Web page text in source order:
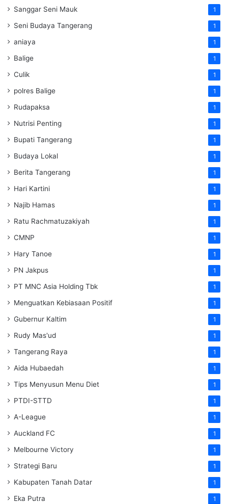
Sanggar Seni Mauk 1
Seni Budaya Tangerang 1
aniaya 1
Balige 1
Culik 1
polres Balige 1
Rudapaksa 1
Nutrisi Penting 1
Bupati Tangerang 1
Budaya Lokal 1
Berita Tangerang 1
Hari Kartini 1
Najib Hamas 1
Ratu Rachmatuzakiyah 1
CMNP 1
Hary Tanoe 1
PN Jakpus 1
PT MNC Asia Holding Tbk 1
Menguatkan Kebiasaan Positif 1
Gubernur Kaltim 1
Rudy Mas'ud 1
Tangerang Raya 1
Aida Hubaedah 1
Tips Menyusun Menu Diet 1
PTDI-STTD 1
A-League 1
Auckland FC 1
Melbourne Victory 1
Strategi Baru 1
Kabupaten Tanah Datar 1
Eka Putra 1